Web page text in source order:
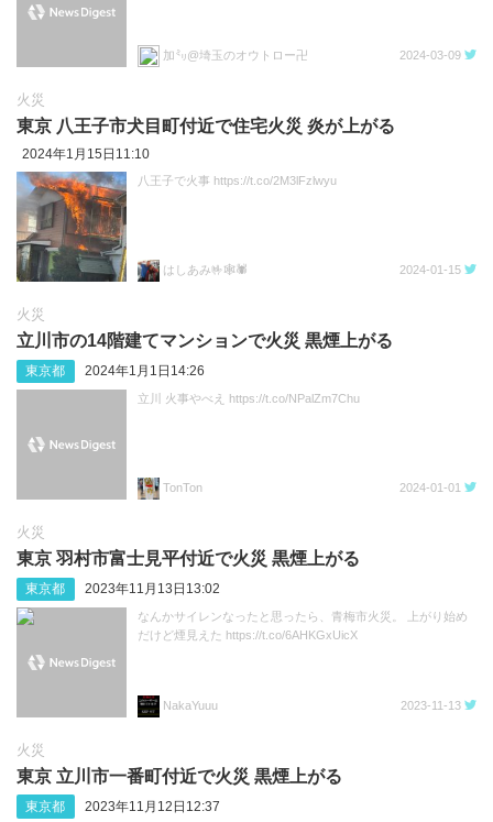
加㍉@埼玉のオウトロー卍 2024-03-09
火災
東京 八王子市犬目町付近で住宅火災 炎が上がる
2024年1月15日11:10
八王子で火事 https://t.co/2M3lFzlwyu
はしあみ🤟🕸🕷 2024-01-15
火災
立川市の14階建てマンションで火災 黒煙上がる
東京都 2024年1月1日14:26
立川 火事やべえ https://t.co/NPalZm7Chu
TonTon 2024-01-01
火災
東京 羽村市富士見平付近で火災 黒煙上がる
東京都 2023年11月13日13:02
なんかサイレンなったと思ったら、青梅市火災。 上がり始め
だけど煙見えた https://t.co/6AHKGxUicX
NakaYuuu 2023-11-13
火災
東京 立川市一番町付近で火災 黒煙上がる
東京都 2023年11月12日12:37